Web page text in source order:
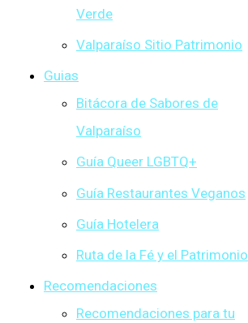
Verde
Valparaíso Sitio Patrimonio
Guias
Bitácora de Sabores de
Valparaíso
Guía Queer LGBTQ+
Guía Restaurantes Veganos
Guía Hotelera
Ruta de la Fé y el Patrimonio
Recomendaciones
Recomendaciones para tu